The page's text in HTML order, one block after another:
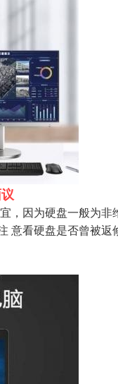
，因为硬盘一般为
意看硬盘是否曾被